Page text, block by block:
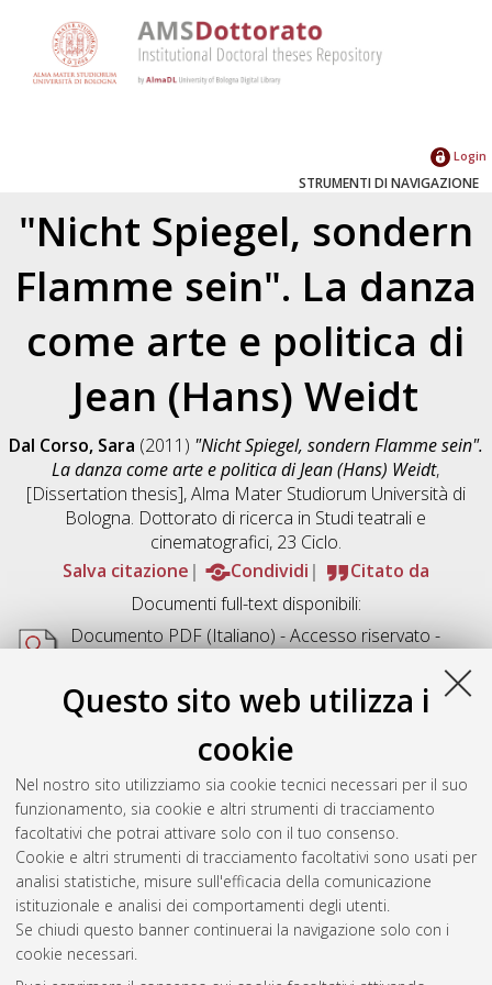
Questo sito web utilizza i
cookie
Nel nostro sito utilizziamo sia cookie tecnici necessari per il suo
funzionamento, sia cookie e altri strumenti di tracciamento
facoltativi che potrai attivare solo con il tuo consenso.
Cookie e altri strumenti di tracciamento facoltativi sono usati per
analisi statistiche, misure sull'efficacia della comunicazione
istituzionale e analisi dei comportamenti degli utenti.
Se chiudi questo banner continuerai la navigazione solo con i
cookie necessari.
Login
STRUMENTI DI NAVIGAZIONE
"Nicht Spiegel, sondern
Flamme sein". La danza
come arte e politica di
Jean (Hans) Weidt
Dal Corso, Sara (2011) "Nicht Spiegel, sondern Flamme sein".
La danza come arte e politica di Jean (Hans) Weidt,
[Dissertation thesis], Alma Mater Studiorum Università di
Bologna. Dottorato di ricerca in Studi teatrali e
cinematografici, 23 Ciclo.
Salva citazione
Condividi
Citato da
Documenti full-text disponibili:
Documento PDF(Italiano) - Accesso riservato -
Acrobat Reader
Download (2MB)
Abstract
Altri metadati
Gestione del documento:
Atom